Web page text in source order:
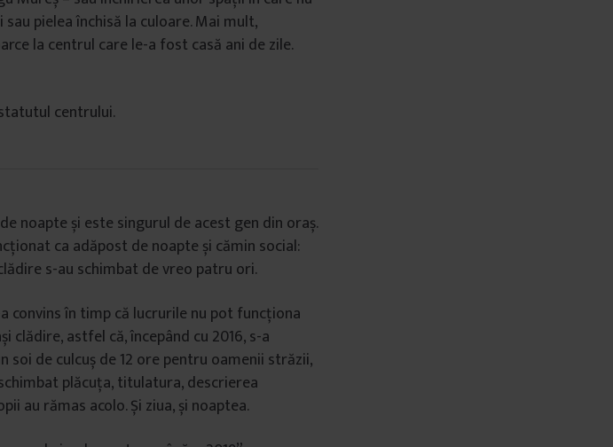
pielea închisă la culoare. Mai mult,
la centrul care le-a fost casă ani de zile.
centrului.
noapte și este singurul de acest gen din oraș.
ca adăpost de noapte și cămin social:
s-au schimbat de vreo patru ori.
convins în timp că lucrurile nu pot funcționa
clădire, astfel că, începând cu 2016, s-a
de culcuș de 12 ore pentru oamenii străzii,
plăcuța, titulatura, descrierea
au rămas acolo. Și ziua, și noaptea.